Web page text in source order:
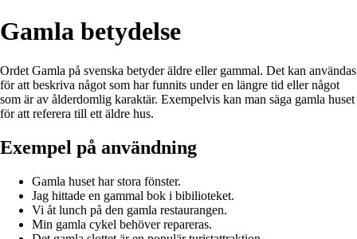
Gamla betydelse
Ordet Gamla på svenska betyder äldre eller gammal. Det kan användas
för att beskriva något som har funnits under en längre tid eller något
som är av ålderdomlig karaktär. Exempelvis kan man säga gamla huset
för att referera till ett äldre hus.
Exempel på användning
Gamla huset har stora fönster.
Jag hittade en gammal bok i bibilioteket.
Vi åt lunch på den gamla restaurangen.
Min gamla cykel behöver repareras.